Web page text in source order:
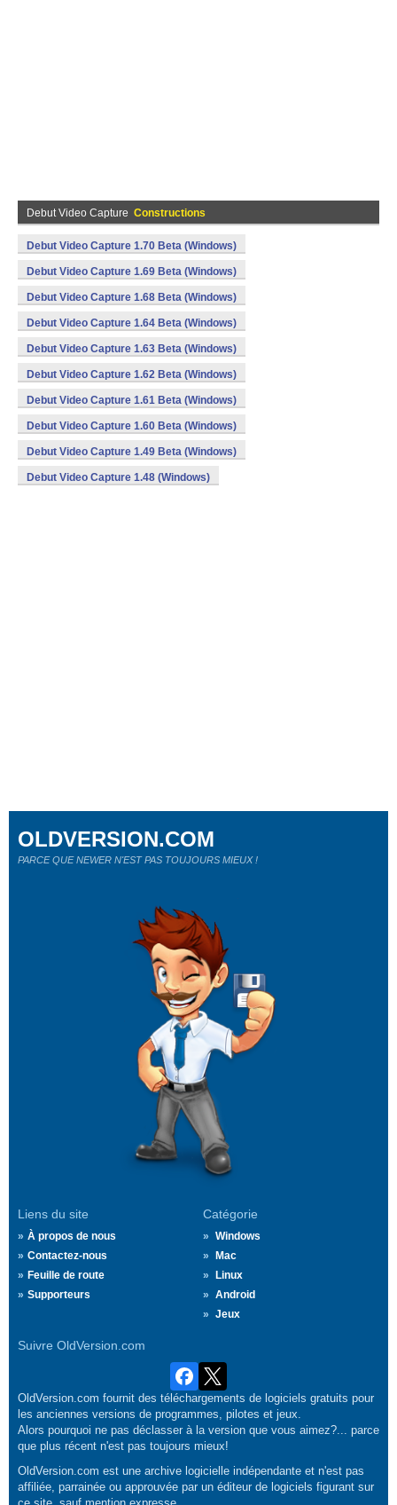
Debut Video Capture Constructions
Debut Video Capture 1.70 Beta (Windows)
Debut Video Capture 1.69 Beta (Windows)
Debut Video Capture 1.68 Beta (Windows)
Debut Video Capture 1.64 Beta (Windows)
Debut Video Capture 1.63 Beta (Windows)
Debut Video Capture 1.62 Beta (Windows)
Debut Video Capture 1.61 Beta (Windows)
Debut Video Capture 1.60 Beta (Windows)
Debut Video Capture 1.49 Beta (Windows)
Debut Video Capture 1.48 (Windows)
Liens du site
À propos de nous
Contactez-nous
Feuille de route
Supporteurs
Catégorie
Windows
Mac
Linux
Android
Jeux
Suivre OldVersion.com
OLDVERSION.COM
PARCE QUE NEWER N'EST PAS TOUJOURS MIEUX !
OldVersion.com fournit des téléchargements de logiciels gratuits pour
les anciennes versions de programmes, pilotes et jeux.
Alors pourquoi ne pas déclasser à la version que vous aimez?... parce
que plus récent n'est pas toujours mieux!
OldVersion.com est une archive logicielle indépendante et n'est pas
affiliée, parrainée ou approuvée par un éditeur de logiciels figurant sur